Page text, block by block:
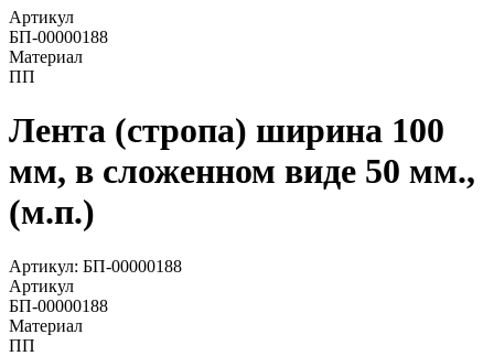
Артикул
БП-00000188
Материал
ПП
Лента (стропа) ширина 100
мм, в сложенном виде 50 мм.,
(м.п.)
Артикул: БП-00000188
Артикул
БП-00000188
Материал
ПП